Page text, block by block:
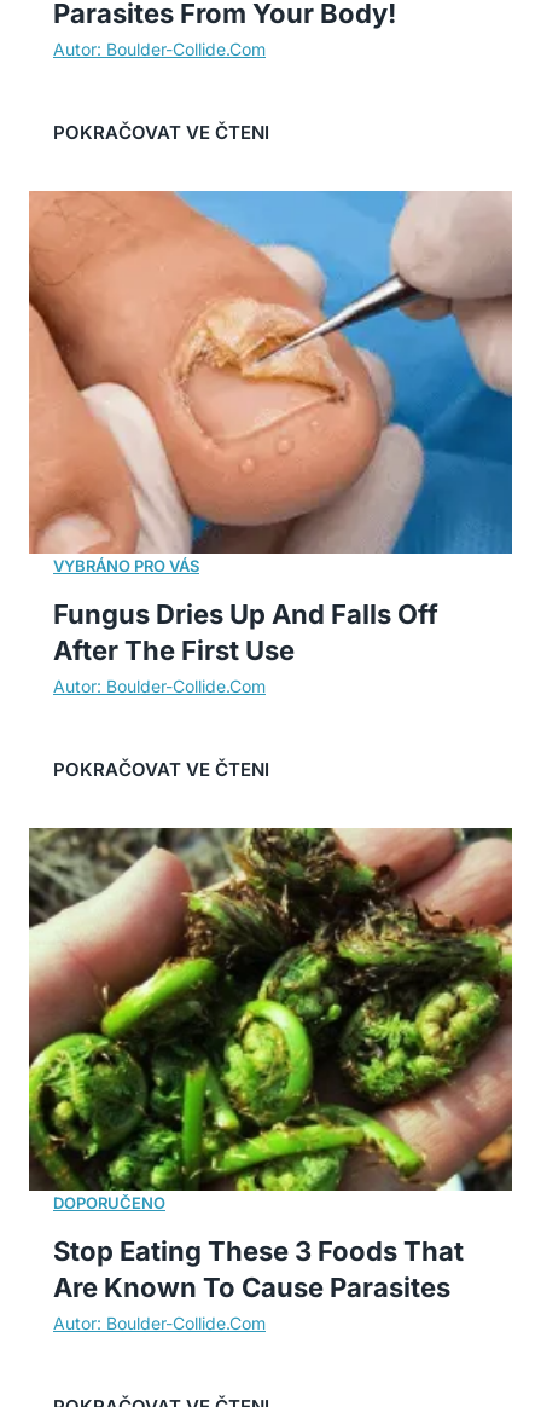
Parasites From Your Body!
Fungus Dries Up And Falls Off
After The First Use
Stop Eating These 3 Foods That
Are Known To Cause Parasites